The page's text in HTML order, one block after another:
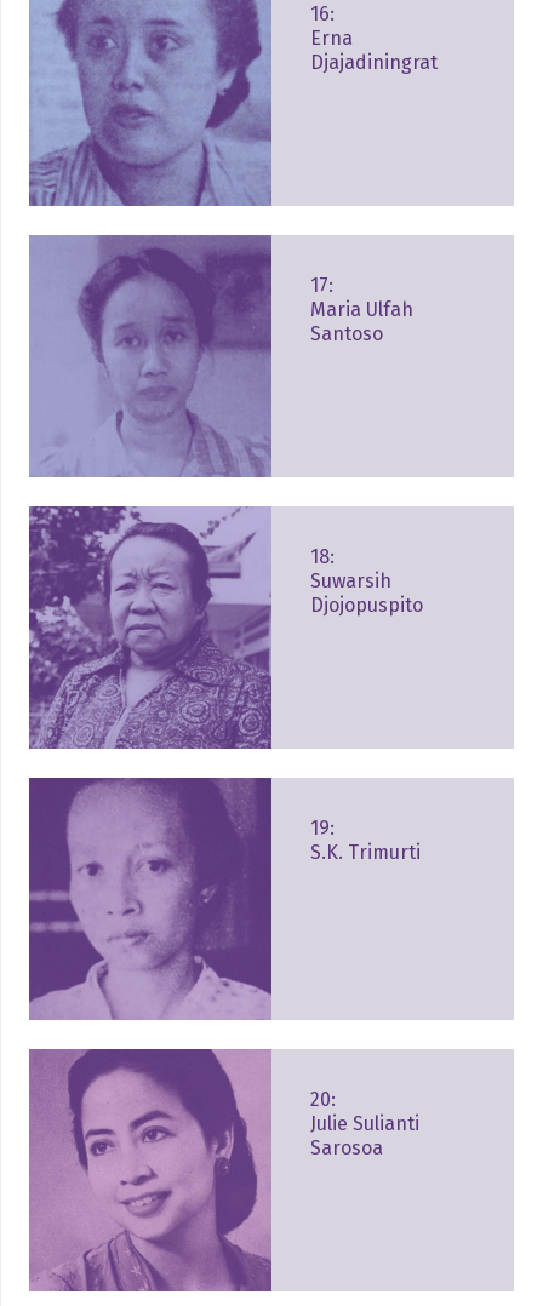
16:
Erna
Djajadiningrat
17:
Maria Ulfah
Santoso
18:
Suwarsih
Djojopuspito
19:
S.K. Trimurti
20:
Julie Sulianti
Sarosoa